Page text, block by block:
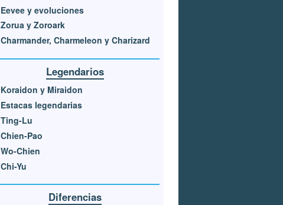
Eevee y evoluciones
Zorua y Zoroark
Charmander, Charmeleon y Charizard
Legendarios
Koraidon y Miraidon
Estacas legendarias
Ting-Lu
Chien-Pao
Wo-Chien
Chi-Yu
Diferencias